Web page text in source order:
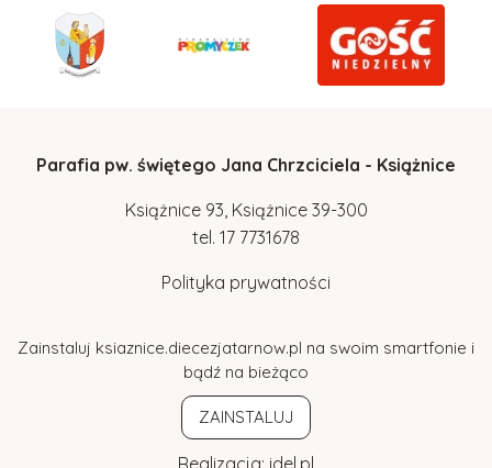
Parafia pw. świętego Jana Chrzciciela - Książnice
Książnice 93, Książnice 39-300
tel. 17 7731678
Polityka prywatności
Zainstaluj ksiaznice.diecezjatarnow.pl na swoim smartfonie i
bądź na bieżąco
ZAINSTALUJ
Realizacja: idel.pl